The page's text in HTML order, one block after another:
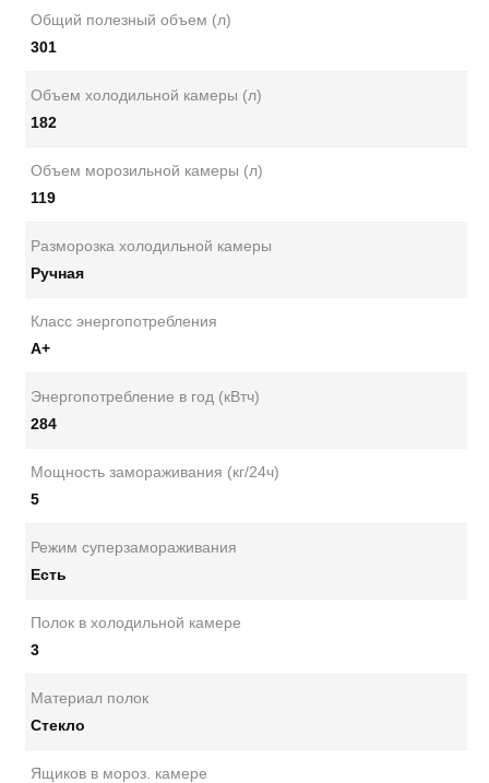
Общий полезный объем (л)
301
Объем холодильной камеры (л)
182
Объем морозильной камеры (л)
119
Разморозка холодильной камеры
Ручная
Класс энергопотребления
А+
Энергопотребление в год (кВтч)
284
Мощность замораживания (кг/24ч)
5
Режим суперзамораживания
Есть
Полок в холодильной камере
3
Материал полок
Стекло
Ящиков в мороз. камере